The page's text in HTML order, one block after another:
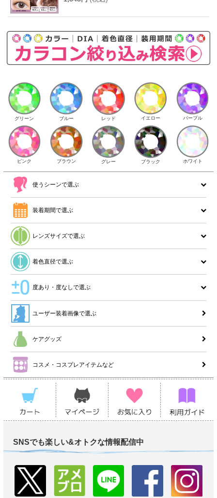
グリーン ブルー レッド イエロー パープル
ピンク ブラウン グレー ブラック ホワイト
使うシーンで選ぶ
装着期間で選ぶ
レンズサイズで選ぶ
着色直径で選ぶ
度あり・度なしで選ぶ
ユーザー装着画像で選ぶ
ケアグッズ
コスメ・コスプレアイテムなど
SNSでも楽しい&オトクな情報配信中